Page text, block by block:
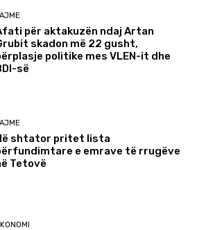
për aktakuzën ndaj Artan
skadon më 22 gusht,
politike mes VLEN-it dhe
së
shtator pritet lista
e emrave të rrugëve
Tetovë